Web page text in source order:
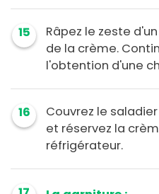
15
Râpez le zeste
de la crème.
l'obtention d'une
16
Couvrez le
et réservez la
réfrigérateur.